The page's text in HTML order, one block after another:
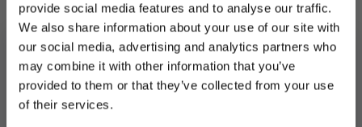
provide social media features and to analyse our traffic.
We also share information about your use of our site with
our social media, advertising and analytics partners who
may combine it with other information that you’ve
provided to them or that they’ve collected from your use
of their services.
Telys,
20
-
Jeansblå
antall
LEGG I HANDLEKURV
Produktnummer:105841
Kategorier:
Dekorasjoner
Lykter, lanterner og lys
Stikkord:Konfirmasjon ,Lysblå
MELD DEG PÅ NYHETSBREVET